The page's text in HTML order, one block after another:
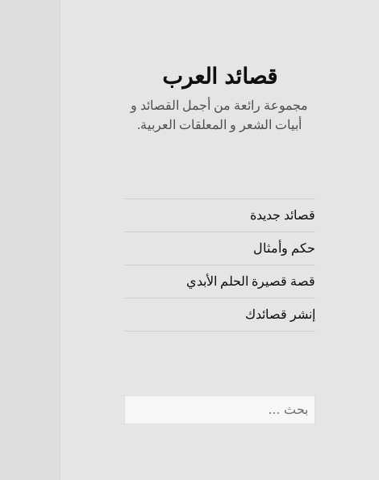
قصائد العرب
مجموعة رائعة من أجمل القصائد و
أبيات الشعر و المعلقات العربية.
قصائد جديدة
حكم وأمثال
قصة قصيرة الحلم الأبدي
إنشر قصائدك